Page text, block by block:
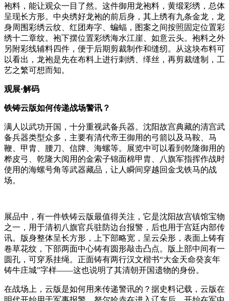
袍料，能让观众一目了然。这件御用龙袍料，黄缎彩绣，总体
呈现长方形。中央绣好龙袍的前后身，其上绣有九条金龙，龙
身周围彩绣云纹、红团寿字、蝙蝠，图案之间按照固定位置彩
绣十二章纹。袍下摆位置彩绣海水江崖、如意云头。袍料之外
另附彩线辅料四件，便于后期剪裁制作和缝纫。从这块布料可
以看出，龙袍是先在布料上进行刺绣、缂丝，再剪裁缝制，工
艺之繁可想而知。
观展·解码
铁铸云版如何传递战场警讯？
满人以武功开国，十分重视武备兵器。沈阳故宫典藏的清宫武
备兵器类型众多，主要有清代帝王御用的弓箭以及马鞍、马
鞭、甲胄、腰刀、信牌、海螺等。展览中可以看到乾隆御用的
桦皮弓、乾隆大阅用的金索子锦面棉甲胄、八旗军指挥作战时
使用的海螺号角等武器藏品，让人瞬间穿越回金戈铁马的战
场。
展品中，有一件铁铸云版最值得关注，它是沈阳故宫镇馆宝物
之一，用于清初八旗官兵驻防边台报警，后也用于宫廷内部传
讯。版身整体呈长方形，上下部略宽，呈云朵形，表面上铸有
卷草花纹，下部两面中心铸有圆形敲击凸点。版上部中间有一
圆孔，可穿系挂绳。正面铸有两行汉文楷书“大金天命癸亥年
铸牛庄城”字样——这也说明了其清朝开国遗物的身份。
在战场上，云版是如何用来传递警讯的？据史料记载，云版在